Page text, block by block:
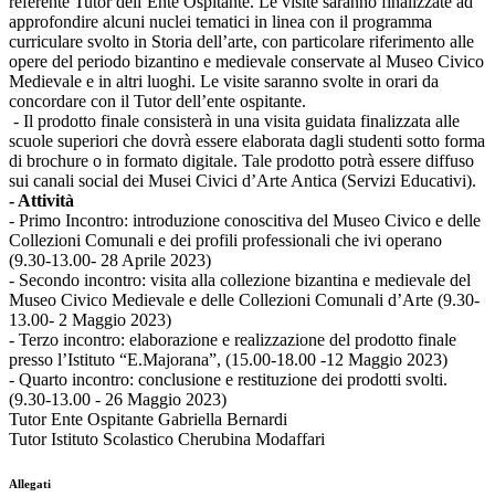
approfondire alcuni nuclei tematici in linea con il programma
curriculare svolto in Storia dell’arte, con particolare riferimento alle
opere del periodo bizantino e medievale conservate al Museo Civico
Medievale e in altri luoghi. Le visite saranno svolte in orari da
concordare con il Tutor dell’ente ospitante.
- Il prodotto finale consisterà in una visita guidata finalizzata alle
scuole superiori che dovrà essere elaborata dagli studenti sotto forma
di brochure o in formato digitale. Tale prodotto potrà essere diffuso
sui canali social dei Musei Civici d’Arte Antica (Servizi Educativi).
- Attività
- Primo Incontro: introduzione conoscitiva del Museo Civico e delle
Collezioni Comunali e dei profili professionali che ivi operano
(9.30-13.00- 28 Aprile 2023)
- Secondo incontro: visita alla collezione bizantina e medievale del
Museo Civico Medievale e delle Collezioni Comunali d’Arte (9.30-
13.00- 2 Maggio 2023)
- Terzo incontro: elaborazione e realizzazione del prodotto finale
presso l’Istituto “E.Majorana”, (15.00-18.00 -12 Maggio 2023)
- Quarto incontro: conclusione e restituzione dei prodotti svolti.
(9.30-13.00 - 26 Maggio 2023)
Tutor Ente Ospitante Gabriella Bernardi
Tutor Istituto Scolastico Cherubina Modaffari
Allegati